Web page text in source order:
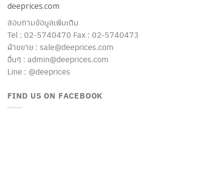
deeprices.com
สอบถามข้อมูลเพิ่มเติม
Tel : 02-5740470 Fax : 02-5740473
ฝ่ายขาย : sale@deeprices.com
อื่นๆ : admin@deeprices.com
Line : @deeprices
FIND US ON FACEBOOK